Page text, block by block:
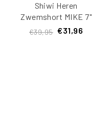
Shiwi Heren
Zwemshort MIKE 7"
Koraalprint
€39,95 €31,96